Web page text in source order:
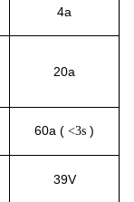
4а
20а
60а ( <3s )
39V